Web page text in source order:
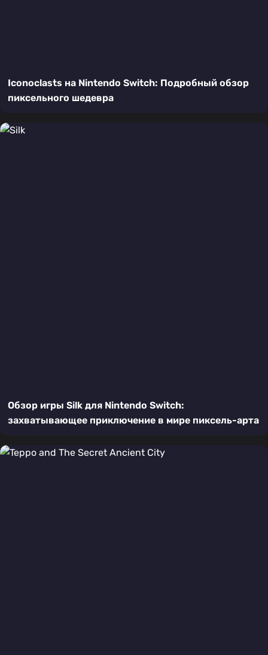
Iconoclasts на Nintendo Switch: Подробный обзор
пиксельного шедевра
Обзор игры Silk для Nintendo Switch:
захватывающее приключение в мире пиксель-арта